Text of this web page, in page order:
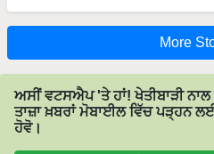
More
ਅਸੀਂ ਵਟਸਐਪ 'ਤੇ ਹਾਂ! ਖੇਤੀਬਾੜੀ
ਤਾਜ਼ਾ ਖ਼ਬਰਾਂ ਮੋਬਾਈਲ ਵਿੱਚ ਪੜ੍ਹਨ
ਹੋਵੋ।